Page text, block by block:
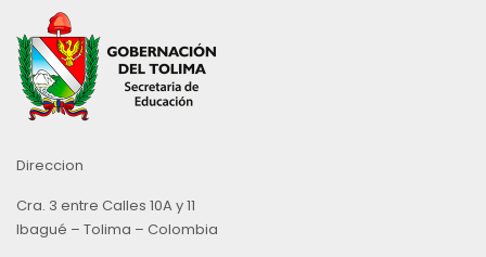
Direccion
Cra. 3 entre Calles 10A y 11
Ibagué – Tolima – Colombia